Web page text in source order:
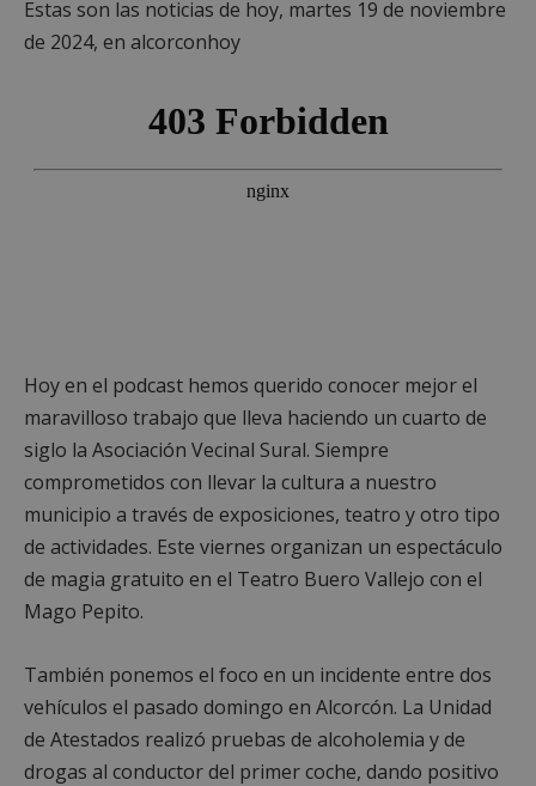
Estas son las noticias de hoy, martes 19 de noviembre
de 2024, en alcorconhoy
Hoy en el podcast hemos querido conocer mejor el
maravilloso trabajo que lleva haciendo un cuarto de
siglo la Asociación Vecinal Sural. Siempre
comprometidos con llevar la cultura a nuestro
municipio a través de exposiciones, teatro y otro tipo
de actividades. Este viernes organizan un espectáculo
de magia gratuito en el Teatro Buero Vallejo con el
Mago Pepito.
También ponemos el foco en un incidente entre dos
vehículos el pasado domingo en Alcorcón. La Unidad
de Atestados realizó pruebas de alcoholemia y de
drogas al conductor del primer coche, dando positivo